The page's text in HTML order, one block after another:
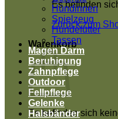
Es befinden
Zurück zum
Warenkorb
Es befinden sich
Hündinnen
Spielzeug
Hundefutter
Tassen
Magen Darm
Beruhigung
Zahnpflege
Outdoor
Fellpflege
Gelenke
Halsbänder